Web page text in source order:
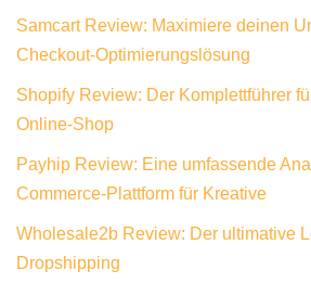
Samcart Review: Maximiere deinen
Checkout-Optimierungslösung
Shopify Review: Der Komplettführer
Online-Shop
Payhip Review: Eine umfassende
Commerce-Plattform für Kreative
Wholesale2b Review: Der ultimative
Dropshipping